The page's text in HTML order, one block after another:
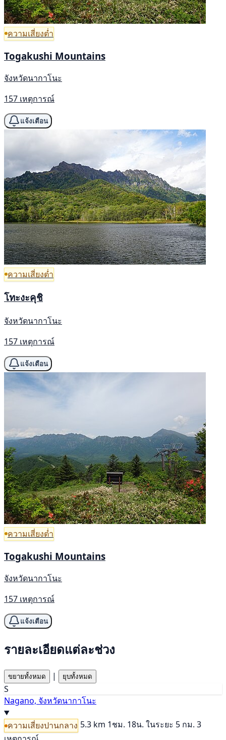
ความเสี่ยงต่ำ
Togakushi Mountains
จังหวัดนากาโนะ
157 เหตุการณ์
แจ้งเตือน
ความเสี่ยงต่ำ
โทะงะคุชิ
จังหวัดนากาโนะ
157 เหตุการณ์
แจ้งเตือน
ความเสี่ยงต่ำ
Togakushi Mountains
จังหวัดนากาโนะ
157 เหตุการณ์
แจ้งเตือน
รายละเอียดแต่ละช่วง
ขยายทั้งหมด | ยุบทั้งหมด
S
Nagano, จังหวัดนากาโนะ
ความเสี่ยงปานกลาง 5.3 km 1ชม. 18น. ในระยะ 5 กม. 3